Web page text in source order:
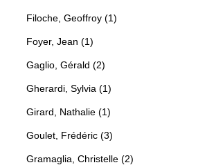
Filoche, Geoffroy (1)
Foyer, Jean (1)
Gaglio, Gérald (2)
Gherardi, Sylvia (1)
Girard, Nathalie (1)
Goulet, Frédéric (3)
Gramaglia, Christelle (2)